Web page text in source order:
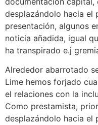
desplazándolo hacia el
presentación, algunos
noticia añadida, igual
ha transpirado e.j
Alrededor abarrotado
Lime hemos forjado
el relaciones con la
Como prestamista,
desplazándolo hacia el